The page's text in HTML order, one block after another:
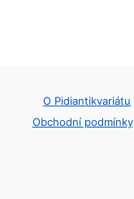
O Pidiantikvariátu
Obchodní podmínky